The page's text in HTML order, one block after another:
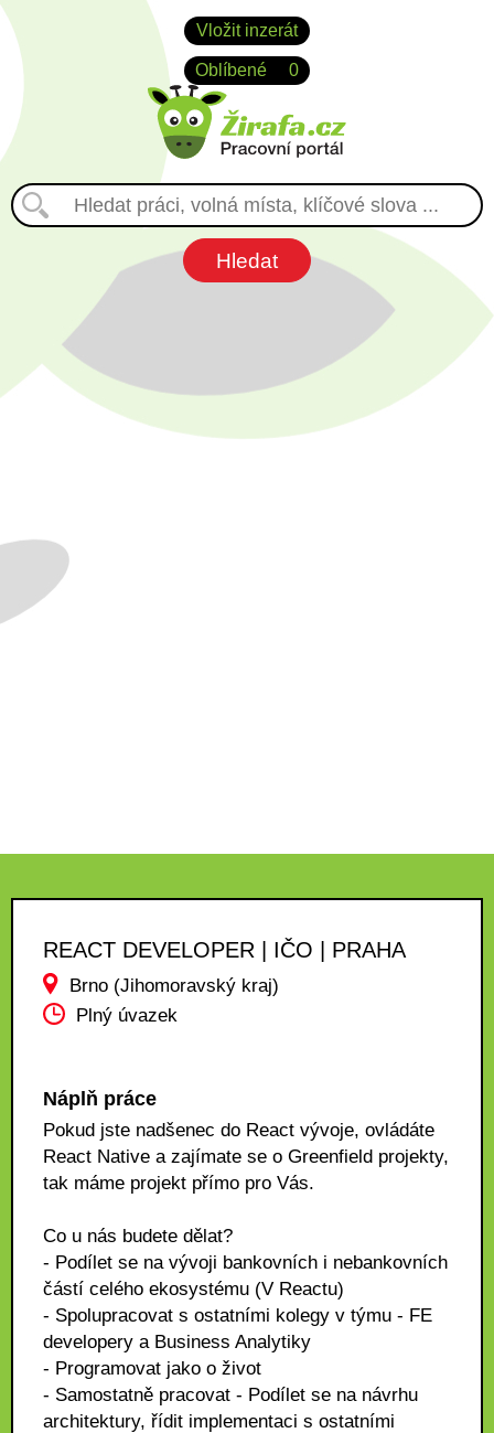
Vložit inzerát
Oblíbené 0
REACT DEVELOPER | IČO | PRAHA
Brno (Jihomoravský kraj)
Plný úvazek
Náplň práce
Pokud jste nadšenec do React vývoje, ovládáte
React Native a zajímate se o Greenfield projekty,
tak máme projekt přímo pro Vás.
Co u nás budete dělat?
- Podílet se na vývoji bankovních i nebankovních
částí celého ekosystému (V Reactu)
- Spolupracovat s ostatními kolegy v týmu - FE
developery a Business Analytiky
- Programovat jako o život
- Samostatně pracovat - Podílet se na návrhu
architektury, řídit implementaci s ostatními